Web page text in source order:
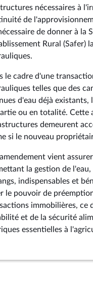
nécessaires à
de
de donner à la
Rural (Safer)
le cadre d'une
telles que des
d'eau déjà existants,
ou en totalité. Cette
demeurent
si le nouveau
vient
la gestion de l'eau,
indispensables et
le pouvoir de
immobilières, ce
et de la sécurité
essentielles à